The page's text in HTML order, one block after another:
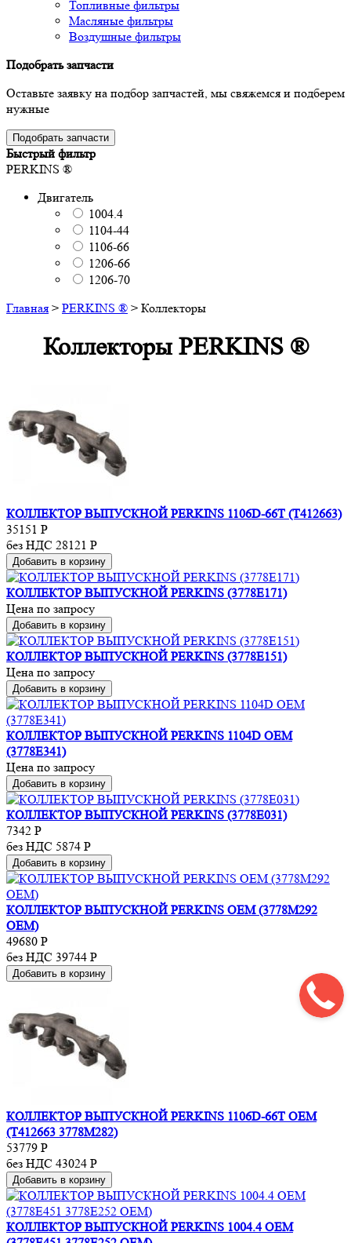
Топливные фильтры
Масляные фильтры
Воздушные фильтры
Подобрать запчасти
Оставьте заявку на подбор запчастей, мы свяжемся и подберем
нужные
Подобрать запчасти
Быстрый фильтр
PERKINS ®
Двигатель
1004.4
1104-44
1106-66
1206-66
1206-70
Главная > PERKINS ® > Коллекторы
Коллекторы PERKINS ®
КОЛЛЕКТОР ВЫПУСКНОЙ PERKINS 1106D-66T (T412663)
35151 Р
без НДС 28121 Р
Добавить в корзину
КОЛЛЕКТОР ВЫПУСКНОЙ PERKINS (3778E171)
Цена по запросу
Добавить в корзину
КОЛЛЕКТОР ВЫПУСКНОЙ PERKINS (3778E151)
Цена по запросу
Добавить в корзину
КОЛЛЕКТОР ВЫПУСКНОЙ PERKINS 1104D OEM
(3778E341)
Цена по запросу
Добавить в корзину
КОЛЛЕКТОР ВЫПУСКНОЙ PERKINS (3778E031)
7342 Р
без НДС 5874 Р
Добавить в корзину
КОЛЛЕКТОР ВЫПУСКНОЙ PERKINS OEM (3778M292
OEM)
49680 Р
без НДС 39744 Р
Добавить в корзину
КОЛЛЕКТОР ВЫПУСКНОЙ PERKINS 1106D-66T OEM
(T412663 3778M282)
53779 Р
без НДС 43024 Р
Добавить в корзину
КОЛЛЕКТОР ВЫПУСКНОЙ PERKINS 1004.4 OEM